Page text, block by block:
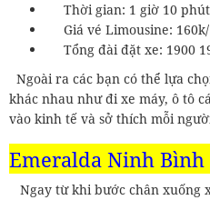
Thời gian: 1 giờ 10
Giá vé Limousine:
Tổng đài đặt xe: 1900
Ngoài ra các bạn có thể lựa
khác nhau như đi xe máy, ô tô
vào kinh tế và sở thích mỗi
Emeralda Ninh Bình
Ngay từ khi bước chân xuống